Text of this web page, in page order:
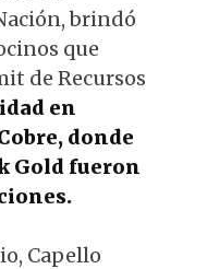
brindó
que
de Recursos
en
donde
Gold fueron
Capello